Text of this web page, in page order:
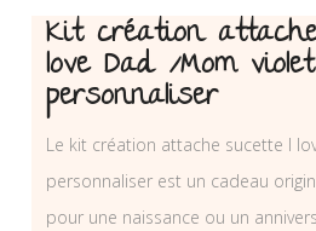
Kit création
love Dad /Mom
personnaliser
Le kit création attache sucette I
personnaliser est un cadeau
pour une naissance ou un